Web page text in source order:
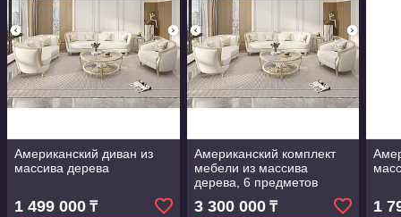
Американский диван из
массива дерева
1 499 000 ₸
Американский комплект
мебели из массива
дерева, 6 предметов
3 300 000₸ 1